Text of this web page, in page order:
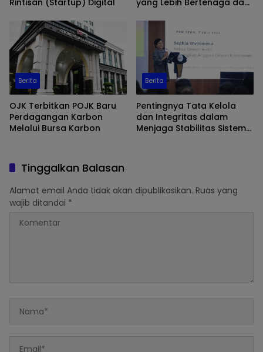
Rintisan (Startup) Digital
yang Lebih Bertenaga dan
Adventure
Berita
OJK Terbitkan POJK Baru
Perdagangan Karbon
Melalui Bursa Karbon
Berita
Pentingnya Tata Kelola
dan Integritas dalam
Menjaga Stabilitas Sistem
Tinggalkan Balasan
Alamat email Anda tidak akan dipublikasikan. Ruas yang
wajib ditandai *